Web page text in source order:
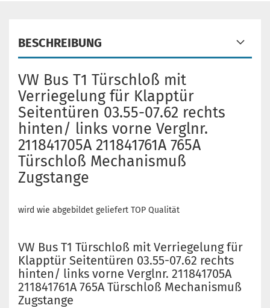
BESCHREIBUNG
VW Bus T1 Türschloß mit
Verriegelung für Klapptür
Seitentüren 03.55-07.62 rechts
hinten/ links vorne Verglnr.
211841705A 211841761A 765A
Türschloß Mechanismuß
Zugstange
wird wie abgebildet geliefert TOP Qualität
VW Bus T1 Türschloß mit Verriegelung für
Klapptür Seitentüren 03.55-07.62 rechts
hinten/ links vorne Verglnr. 211841705A
211841761A 765A Türschloß Mechanismuß
Zugstange